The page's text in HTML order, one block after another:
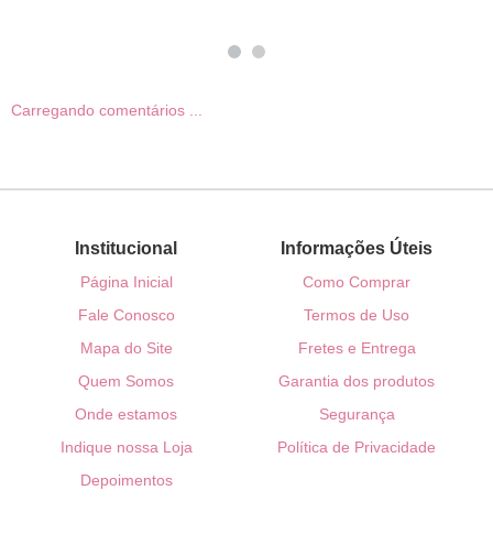
Carregando comentários ...
Institucional
Página Inicial
Fale Conosco
Mapa do Site
Quem Somos
Onde estamos
Indique nossa Loja
Depoimentos
Informações Úteis
Como Comprar
Termos de Uso
Fretes e Entrega
Garantia dos produtos
Segurança
Política de Privacidade